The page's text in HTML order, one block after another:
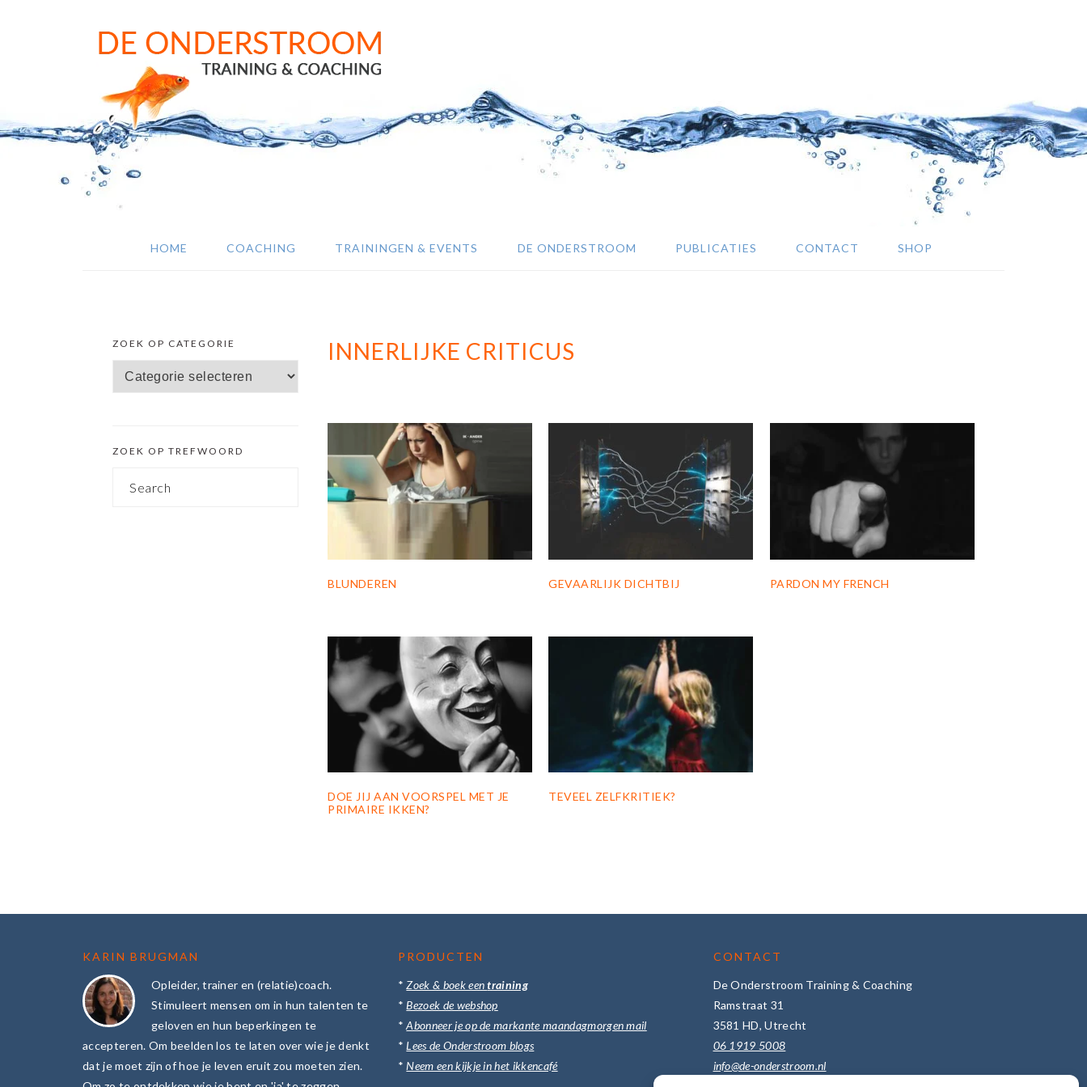
HOME COACHING TRAININGEN & EVENTS DE ONDERSTROOM PUBLICATIES CONTACT SHOP
INNERLIJKE CRITICUS
BLUNDEREN GEVAARLIJK DICHTBIJ PARDON MY FRENCH
DOE JIJ AAN VOORSPEL MET JE
PRIMAIRE IKKEN?
TEVEEL ZELFKRITIEK?
SECUNDAIRE
SIDEBAR
ZOEK OP CATEGORIE
Zoek
op
ZOEK OP TREFWOORD
KARIN BRUGMAN
Opleider, trainer en (relatie)coach.
Stimuleert mensen om in hun talenten te
geloven en hun beperkingen te
accepteren. Om beelden los te laten over wie je denkt
dat je moet zijn of hoe je leven eruit zou moeten zien.
PRODUCTEN
*Zoek & boek eentraining
*Bezoek de webshop
*Abonneer je op de markante maandagmorgen mail
*Lees de Onderstroom blogs
*Neem een kijkje in het ikkencafé
CONTACT
De Onderstroom Training & Coaching
Ramstraat 31
3581 HD, Utrecht
06 1919 5008
info@de-onderstroom.nl